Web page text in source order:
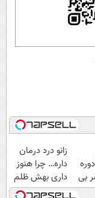
بی
زانو درد درمان
داره… چرا هنوز
داری بهش ظلم
می‌کنی؟